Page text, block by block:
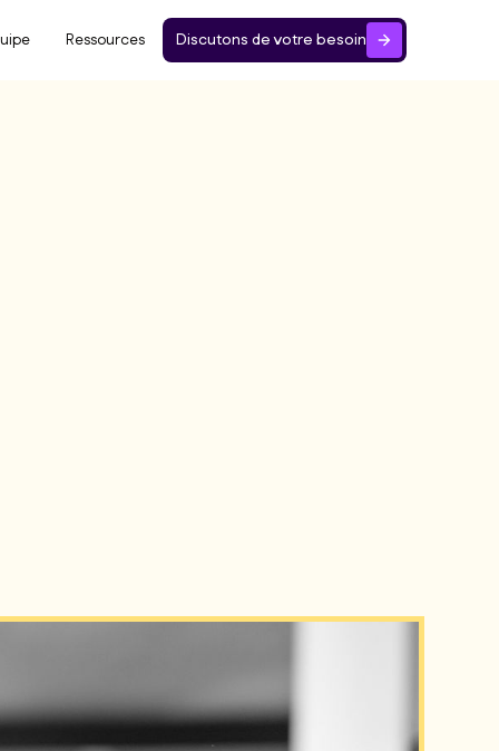
Ressources Discutons de votre besoin